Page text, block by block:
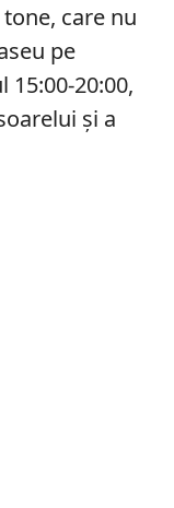
care nu
pe
20:00,
și a